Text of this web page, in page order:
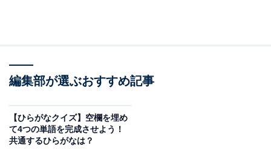
編集部が選ぶおすすめ記事
【ひらがなクイズ】空欄を埋め
て4つの単語を完成させよう！
共通するひらがなは？